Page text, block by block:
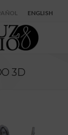
ENGLISH
3D